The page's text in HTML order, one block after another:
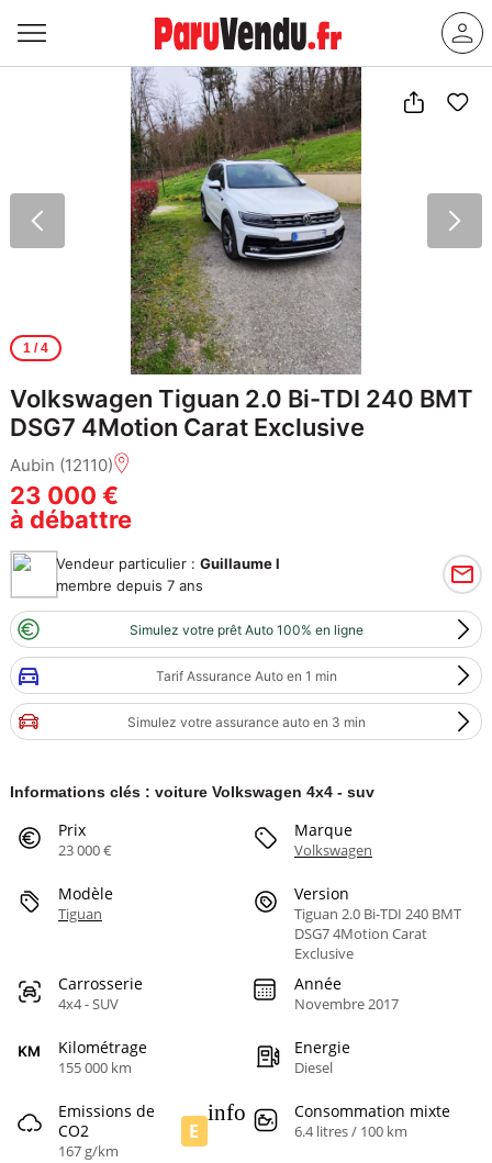
1/ 4
Volkswagen Tiguan 2.0 Bi-TDI 240 BMT
DSG7 4Motion Carat Exclusive
Aubin (12110)
23 000 €
à débattre
Vendeur particulier : Guillaume l
membre depuis 7 ans
Simulez votre prêt Auto 100% en ligne
Tarif Assurance Auto en 1 min
Simulez votre assurance auto en 3 min
Informations clés : voiture Volkswagen 4x4 - suv
Prix
23 000 €
Marque
Volkswagen
Modèle
Tiguan
Version
Tiguan 2.0 Bi-TDI 240 BMT
DSG7 4Motion Carat
Exclusive
Carrosserie
4x4 - SUV
Année
Novembre 2017
Kilométrage
155 000 km
Energie
Diesel
Emissions de
CO2
167 g/km
E
info Consommation mixte
6.4 litres / 100 km